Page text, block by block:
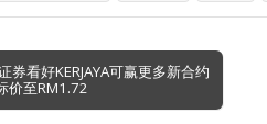
券看好KERJAYA可赢更多新合约
价至RM1.72